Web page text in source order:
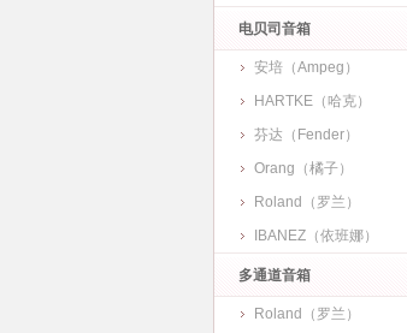
电贝司音箱
安培（Ampeg）
HARTKE（哈克）
芬达（Fender）
Orang（橘子）
Roland（罗兰）
IBANEZ（依班娜）
多通道音箱
Roland（罗兰）